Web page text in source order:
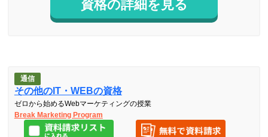
資格の詳細を見る
通信
その他のIT・WEBの資格
ゼロから始めるWebマーケティングの授業
Break Marketing Program